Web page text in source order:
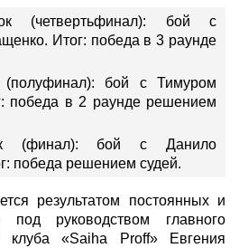
(четвертьфинал): бой с
Итог: победа в 3 раунде
(полуфинал): бой с Тимуром
победа в 2 раунде решением
(финал): бой с Данило
победа решением судей.
результатом постоянных и
под руководством главного
клуба «Saiha Proff» Евгения